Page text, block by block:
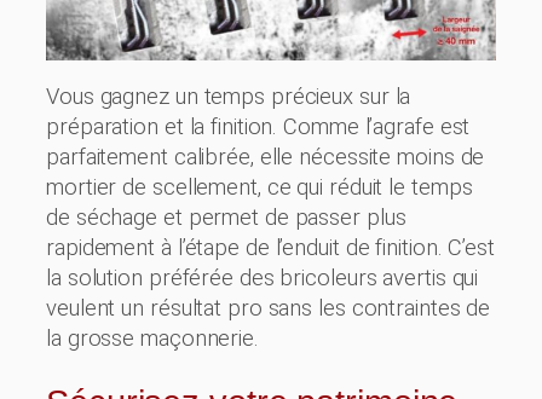
Vous gagnez un temps précieux sur la
préparation et la finition. Comme l’agrafe est
parfaitement calibrée, elle nécessite moins de
mortier de scellement, ce qui réduit le temps
de séchage et permet de passer plus
rapidement à l’étape de l’enduit de finition. C’est
la solution préférée des bricoleurs avertis qui
veulent un résultat pro sans les contraintes de
la grosse maçonnerie.